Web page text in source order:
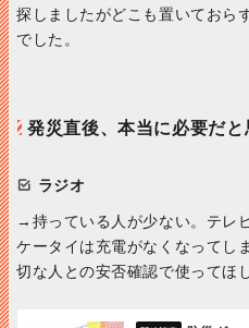
探しましたがどこも置いておら
でした。
発災直後、本当に必要だ
ラジオ
→持っている人が少ない。テレ
ケータイは充電がなくなってし
切な人との安否確認で使ってほ